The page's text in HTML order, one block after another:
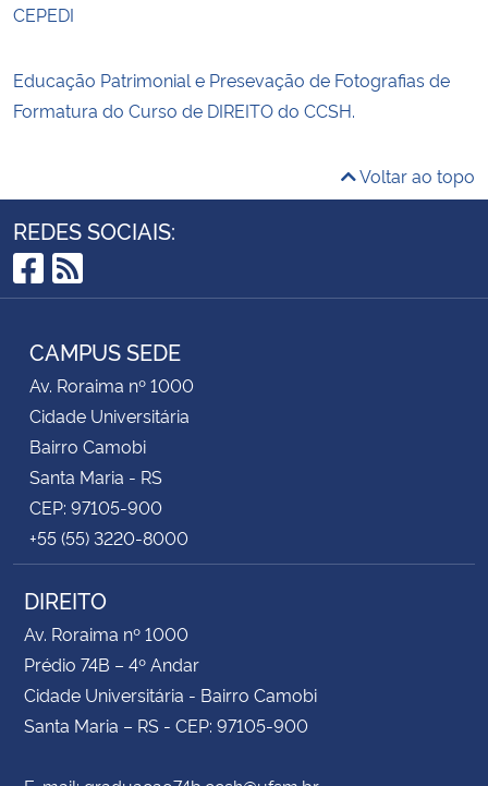
CEPEDI
Educação Patrimonial e Presevação de Fotografias de
Formatura do Curso de DIREITO do CCSH.
Voltar ao topo
REDES SOCIAIS:
Facebook
RSS
CAMPUS SEDE
Av. Roraima nº 1000
Cidade Universitária
Bairro Camobi
Santa Maria - RS
CEP: 97105-900
+55 (55) 3220-8000
DIREITO
Av. Roraima nº 1000
Prédio 74B – 4º Andar
Cidade Universitária - Bairro Camobi
Santa Maria – RS - CEP: 97105-900